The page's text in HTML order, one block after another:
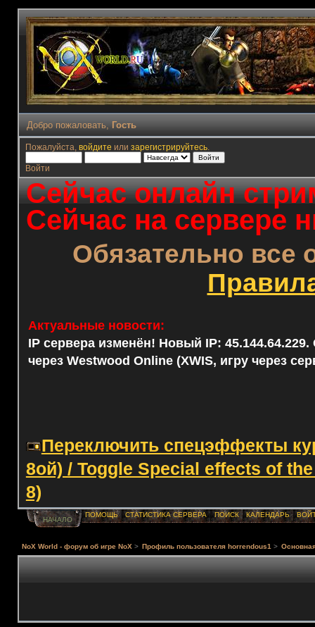
Добро пожаловать, Гость
Пожалуйста, войдите или зарегистрируйтесь.
Войти
Сейчас онлайн
Сейчас на сервере
Обязательно все
Актуальные новости:
IP сервера изменён! Новый IP: 45.144.64.229.
через Westwood Online (XWIS, игру через
Переключить спецэффекты
8ой) / Toggle Special effects of
8)
НАЧАЛО
ПОМОЩЬ СТАТИСТИКА СЕРВЕРА ПОИСК КАЛЕНДАРЬ
NoX World - форум об игре NoX > Профиль пользователя horrendous1 >